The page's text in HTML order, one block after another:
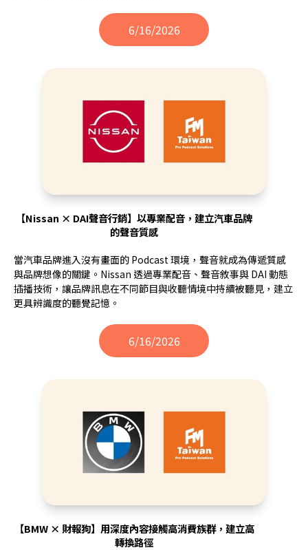
6/16/2026
【Nissan × DAI聲音行銷】以專業配音，建立汽車品牌
的聲音質感
當汽車品牌進入沒有畫面的 Podcast 環境，聲音就成為傳遞質感
與品牌想像的關鍵。Nissan 透過專業配音、聲音敘事與 DAI 動態
插播技術，讓品牌訊息在不同節目與收聽情境中持續被聽見，建立
更具辨識度的聽覺記憶。
6/16/2026
【BMW × 財報狗】用深度內容接觸高消費族群，建立高
轉換路徑